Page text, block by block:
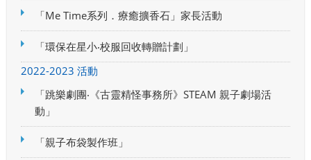
「Me Time系列．療癒擴香石」家長活動
「環保在星小‧校服回收轉贈計劃」
2022-2023 活動
「跳樂劇團‧《古靈精怪事務所》STEAM 親子劇場活
動」
「親子布袋製作班」